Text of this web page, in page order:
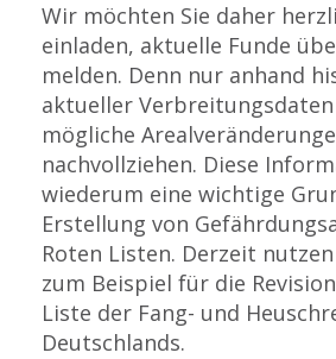
Wir möchten Sie daher
einladen, aktuelle Funde
melden. Denn nur anhand
aktueller Verbreitungsdaten
mögliche
nachvollziehen. Diese
wiederum eine wichtige
Erstellung von
Roten Listen. Derzeit
zum Beispiel für die
Liste der Fang- und
Deutschlands.